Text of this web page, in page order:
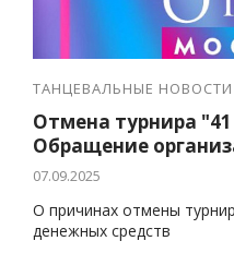
ТАНЦЕВАЛЬНЫЕ НОВОСТИ
Отмена турнира
Обращение
07.09.2025
О причинах отмены
денежных средств